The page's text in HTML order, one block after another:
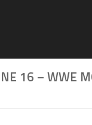
16 – WWE